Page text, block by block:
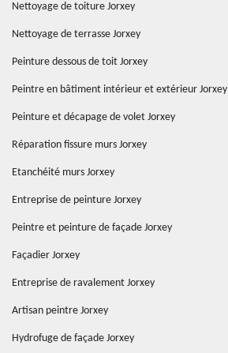
Nettoyage de toiture Jorxey
Nettoyage de terrasse Jorxey
Peinture dessous de toit Jorxey
Peintre en bâtiment intérieur et extérieur Jorxey
Peinture et décapage de volet Jorxey
Réparation fissure murs Jorxey
Etanchéité murs Jorxey
Entreprise de peinture Jorxey
Peintre et peinture de façade Jorxey
Façadier Jorxey
Entreprise de ravalement Jorxey
Artisan peintre Jorxey
Hydrofuge de façade Jorxey